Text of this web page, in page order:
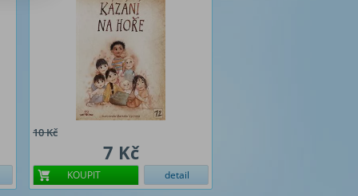
10 Kč
7 Kč
KOUPIT detail